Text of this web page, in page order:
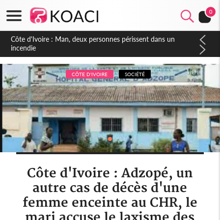
0
Côte d'Ivoire : Séileu, la célébration de la fête nationale
transformée en vaste campagne contre les produits
dépigmentants dangereux
CÔTE D'IVOIRE SOCIÉTÉ
Côte d'Ivoire : Adzopé, un
autre cas de décès d'une
femme enceinte au CHR, le